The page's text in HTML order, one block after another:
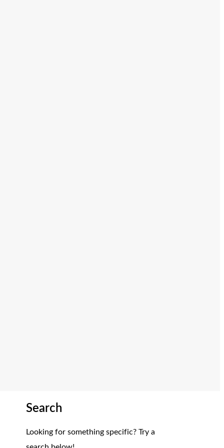
Search
Looking for something specific? Try a